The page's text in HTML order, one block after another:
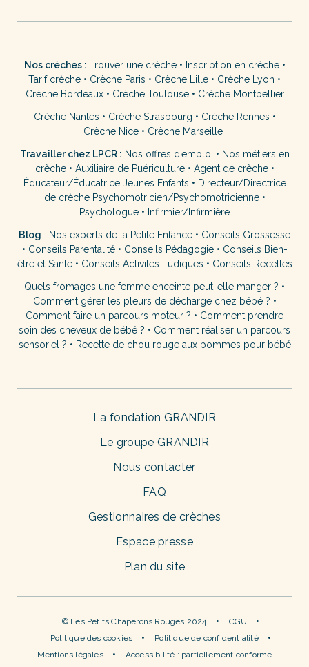
Nos crèches : Trouver une crèche• Inscription en crèche•
Tarif crèche • Crèche Paris • Crèche Lille • Crèche Lyon •
Crèche Bordeaux• Crèche Toulouse• Crèche Montpellier
Crèche Nantes • Crèche Strasbourg • Crèche Rennes •
Crèche Nice • Crèche Marseille
Travailler chez LPCR : Nos offres d’emploi • Nos métiers en
crèche• Auxiliaire de Puériculture• Agent de crèche•
Éducateur/Éducatrice Jeunes Enfants • Directeur/Directrice
de crèche Psychomotricien/Psychomotricienne•
Psychologue • Infirmier/Infirmière
Blog : Nos experts de la Petite Enfance • Conseils Grossesse
• Conseils Parentalité• Conseils Pédagogie• Conseils Bien-
être et Santé• Conseils Activités Ludiques • Conseils Recettes
Quels fromages une femme enceinte peut-elle manger ? •
Comment gérer les pleurs de décharge chez bébé ? •
Comment faire un parcours moteur ? • Comment prendre
soin des cheveux de bébé ? • Comment réaliser un parcours
sensoriel ? • Recette de chou rouge aux pommes pour bébé
La fondation GRANDIR
Le groupe GRANDIR
Nous contacter
FAQ
Gestionnaires de crèches
Espace presse
Plan du site
© Les Petits Chaperons Rouges 2024
CGU
Politique des cookies
Politique de confidentialité
Mentions légales
Accessibilité : partiellement conforme